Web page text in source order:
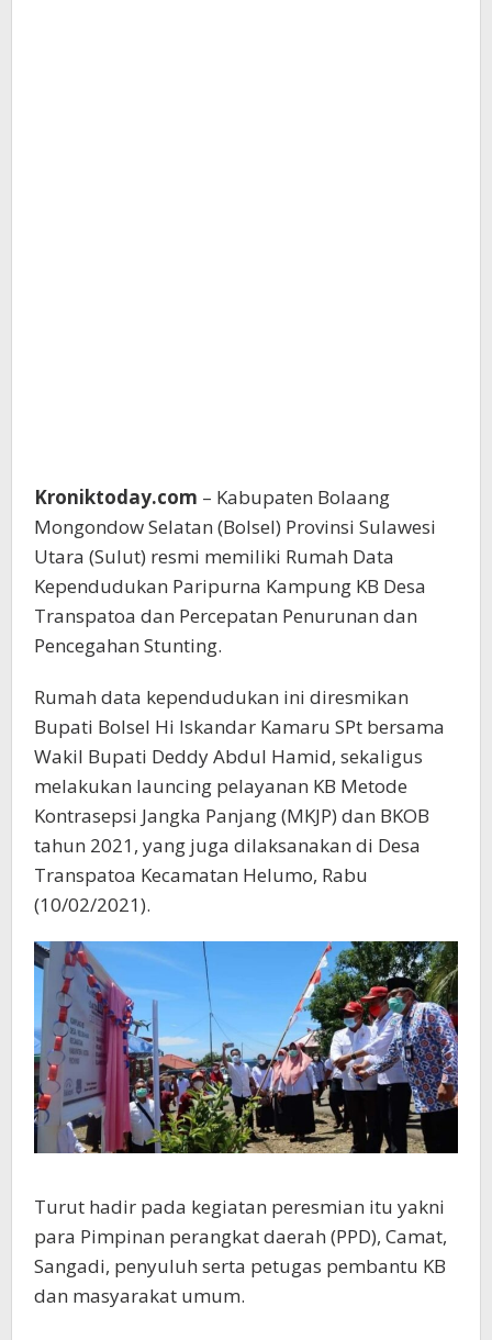
Kroniktoday.com – Kabupaten Bolaang
Mongondow Selatan (Bolsel) Provinsi Sulawesi
Utara (Sulut) resmi memiliki Rumah Data
Kependudukan Paripurna Kampung KB Desa
Transpatoa dan Percepatan Penurunan dan
Pencegahan Stunting.
Rumah data kependudukan ini diresmikan
Bupati Bolsel Hi Iskandar Kamaru SPt bersama
Wakil Bupati Deddy Abdul Hamid, sekaligus
melakukan launcing pelayanan KB Metode
Kontrasepsi Jangka Panjang (MKJP) dan BKOB
tahun 2021, yang juga dilaksanakan di Desa
Transpatoa Kecamatan Helumo, Rabu
(10/02/2021).
Turut hadir pada kegiatan peresmian itu yakni
para Pimpinan perangkat daerah (PPD), Camat,
Sangadi, penyuluh serta petugas pembantu KB
dan masyarakat umum.